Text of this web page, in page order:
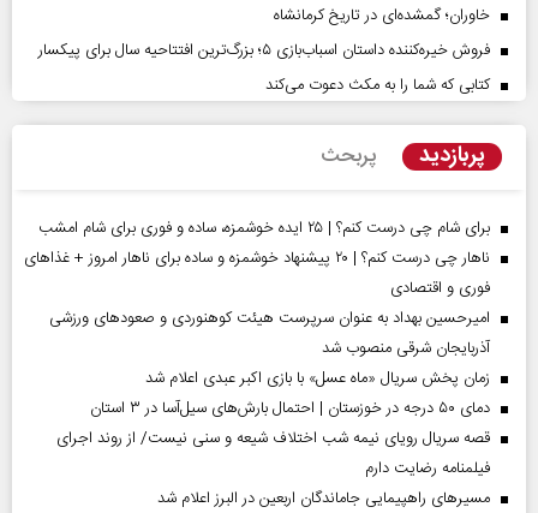
خاوران؛ گمشده‌ای در تاریخ کرمانشاه
فروش خیره‌کننده داستان اسباب‌بازی ۵؛ بزرگ‌ترین افتتاحیه سال برای پیکسار
کتابی که شما را به مکث دعوت می‌کند
پربازدید پربحث
برای شام چی درست کنم؟ | ۲۵ ایده خوشمزه، ساده و فوری برای شام امشب
ناهار چی درست کنم؟ | ۲۰ پیشنهاد خوشمزه و ساده برای ناهار امروز + غذاهای
فوری و اقتصادی
امیرحسین بهداد به عنوان سرپرست هیئت کوهنوردی و صعودهای ورزشی
آذربایجان شرقی منصوب شد
زمان پخش سریال «ماه عسل» با بازی اکبر عبدی اعلام شد
دمای ۵۰ درجه در خوزستان | احتمال بارش‌های سیل‌آسا در ۳ استان
قصه سریال رویای نیمه شب اختلاف شیعه و سنی نیست/ از روند اجرای
فیلمنامه رضایت دارم
مسیر‌های راهپیمایی جاماندگان اربعین در البرز اعلام شد